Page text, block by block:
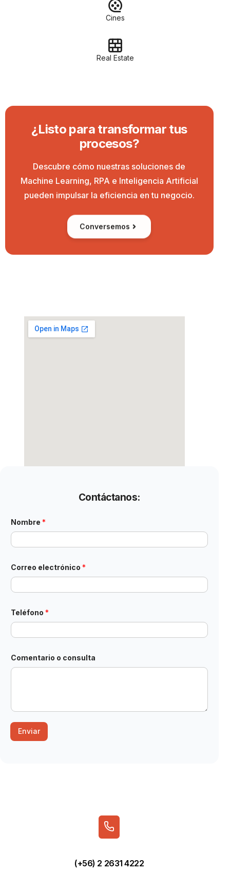
Cines
Real Estate
¿Listo para transformar tus
procesos?
Descubre cómo nuestras soluciones de
Machine Learning, RPA e Inteligencia Artificial
pueden impulsar la eficiencia en tu negocio.
Conversemos
Contáctanos:
Nombre *
T
e
é
o
n
T
l
f
Correo electrónico *
Teléfono *
Comentario o consulta
Enviar
(+56) 2 2631 4222